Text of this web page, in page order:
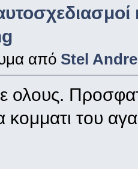
από Stel Andre
ολους.
του